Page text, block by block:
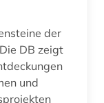
der
DB zeigt
und